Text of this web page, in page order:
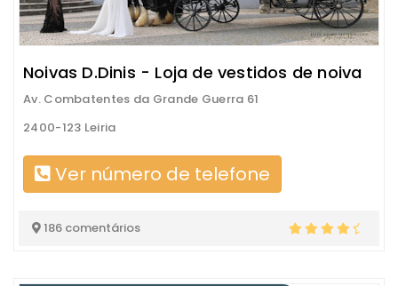
Noivas D.Dinis - Loja de vestidos de noiva
Av. Combatentes da Grande Guerra 61
2400-123 Leiria
Ver número de telefone
186 comentários